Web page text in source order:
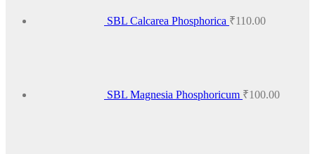
SBL Calcarea Phosphorica ₹110.00
SBL Magnesia Phosphoricum ₹100.00